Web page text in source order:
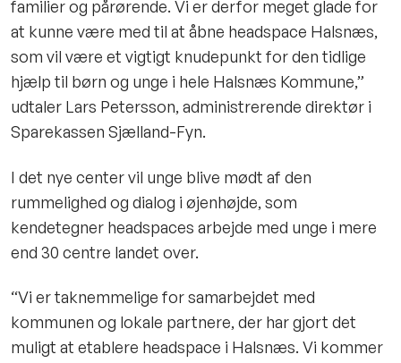
familier og pårørende. Vi er derfor meget glade for
at kunne være med til at åbne headspace Halsnæs,
som vil være et vigtigt knudepunkt for den tidlige
hjælp til børn og unge i hele Halsnæs Kommune,”
udtaler Lars Petersson, administrerende direktør i
Sparekassen Sjælland-Fyn.
I det nye center vil unge blive mødt af den
rummelighed og dialog i øjenhøjde, som
kendetegner headspaces arbejde med unge i mere
end 30 centre landet over.
“Vi er taknemmelige for samarbejdet med
kommunen og lokale partnere, der har gjort det
muligt at etablere headspace i Halsnæs. Vi kommer